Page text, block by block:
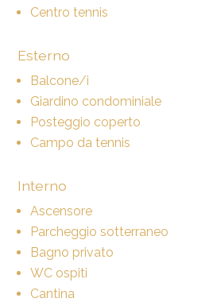
Centro tennis
Esterno
Balcone/i
Giardino condominiale
Posteggio coperto
Campo da tennis
Interno
Ascensore
Parcheggio sotterraneo
Bagno privato
WC ospiti
Cantina